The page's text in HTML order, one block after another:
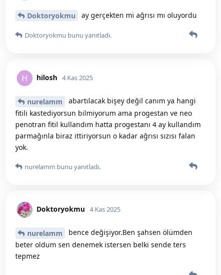
Doktoryokmu ay gerçekten mi ağrısı mı oluyordu
Doktoryokmu bunu yanıtladı.
H hilosh 4 Kas 2025
nurelamm
abartılacak bişey değil canım ya hangi
fitili kastediyorsun bilmiyorum ama progestan ve neo
penotran fitil kullandım hatta progestanı 4 ay kullandım
parmağınla biraz ittiriyorsun o kadar ağrısı sızısı falan
yok.
nurelamm bunu yanıtladı.
Doktoryokmu 4 Kas 2025
nurelamm
bence değişiyor.Ben şahsen ölümden
beter oldum sen denemek istersen belki sende ters
tepmez